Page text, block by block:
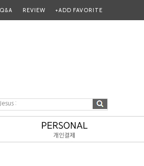
Q&A REVIEW +ADD FAVORITE
: